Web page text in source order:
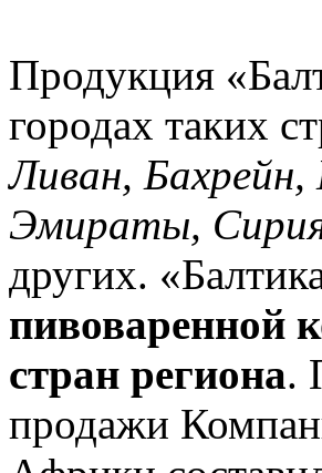
Продукция
городах таких
Ливан,
Эмираты,
других.
пивоваренной
стран региона.
продажи